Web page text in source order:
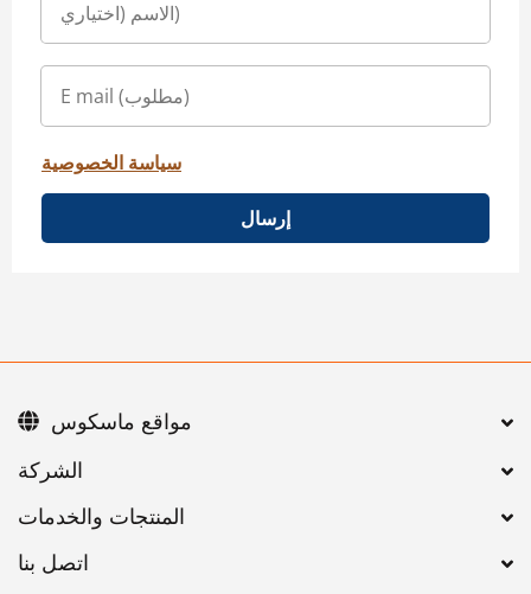
سياسة الخصوصية
إرسال
اتصل بنا
مواقع ماسكوس